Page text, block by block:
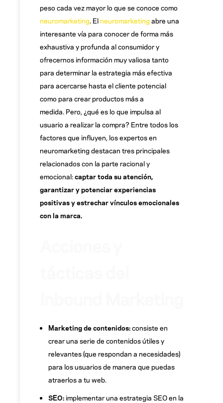
peso cada vez mayor lo que se conoce como
neuromarketing. Elneuromarketingabre una
interesante vía para conocer de forma más
exhaustiva y profunda al consumidor y
ofrecernos información muy valiosa tanto
para determinar la estrategia más efectiva
para acercarse hasta el cliente potencial
como para crear productos más a
medida. Pero, ¿qué es lo que impulsa al
usuario a realizar la compra? Entre todos los
factores que influyen, los expertos en
neuromarketing destacan tres principales
relacionados con la parte racional y
emocional:captar toda su atención,
garantizar y potenciar experiencias
positivas y estrechar vínculos emocionales
con la marca.
Marketing de contenidos:consiste en
crear una serie de contenidos útiles y
relevantes (que respondan a necesidades)
para los usuarios de manera que puedas
atraerlos a tu web.
SEO: implementar una estrategia SEO en la